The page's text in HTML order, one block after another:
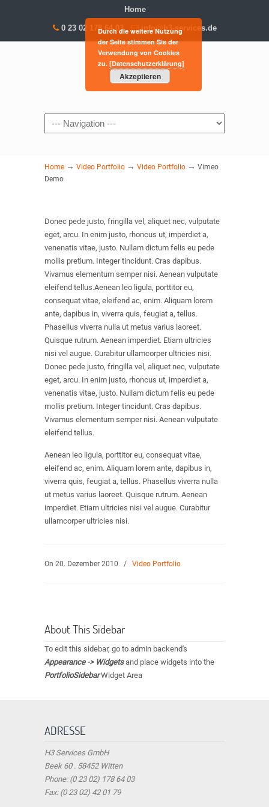
Home
0 23 02 178 64 03 info@h3-services.de
Navigation
Home → Video Portfolio → Video Portfolio → Vimeo
Demo
Donec pede justo, fringilla vel, aliquet nec, vulputate
eget, arcu. In enim justo, rhoncus ut, imperdiet a,
venenatis vitae, justo. Nullam dictum felis eu pede
mollis pretium. Integer tincidunt. Cras dapibus.
Vivamus elementum semper nisi. Aenean vulputate
eleifend tellus.Aenean leo ligula, porttitor eu,
consequat vitae, eleifend ac, enim. Aliquam lorem
ante, dapibus in, viverra quis, feugiat a, tellus.
Phasellus viverra nulla ut metus varius laoreet.
Quisque rutrum. Aenean imperdiet. Etiam ultricies
nisi vel augue. Curabitur ullamcorper ultricies nisi.
Donec pede justo, fringilla vel, aliquet nec, vulputate
eget, arcu. In enim justo, rhoncus ut, imperdiet a,
venenatis vitae, justo. Nullam dictum felis eu pede
mollis pretium. Integer tincidunt. Cras dapibus.
Vivamus elementum semper nisi. Aenean vulputate
eleifend tellus.
Aenean leo ligula, porttitor eu, consequat vitae,
eleifend ac, enim. Aliquam lorem ante, dapibus in,
viverra quis, feugiat a, tellus. Phasellus viverra nulla
ut metus varius laoreet. Quisque rutrum. Aenean
imperdiet. Etiam ultricies nisi vel augue. Curabitur
ullamcorper ultricies nisi.
On 20. Dezember 2010 / Video Portfolio
About This Sidebar
To edit this sidebar, go to admin backend's
Appearance -> Widgetsand place widgets into the
PortfolioSidebarWidget Area
ADRESSE
H3 Services GmbH
Beek 60 . 58452 Witten
Phone: (0 23 02) 178 64 03
Fax: (0 23 02) 42 01 79
Durch die weitere Nutzung
der Seite stimmen Sie der
Verwendung von Cookies
zu. [Datenschutzerklärung]
Akzeptieren